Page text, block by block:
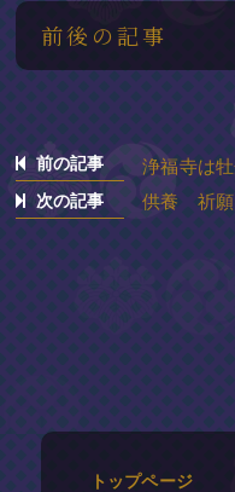
前後の記事
前の記事 浄福寺は
次の記事 供養 祈願
トップページ